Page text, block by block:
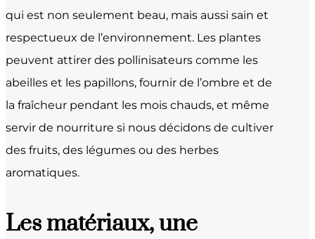
qui est non seulement beau, mais aussi sain et
respectueux de l’environnement. Les plantes
peuvent attirer des pollinisateurs comme les
abeilles et les papillons, fournir de l’ombre et de
la fraîcheur pendant les mois chauds, et même
servir de nourriture si nous décidons de cultiver
des fruits, des légumes ou des herbes
aromatiques.
Les matériaux, une